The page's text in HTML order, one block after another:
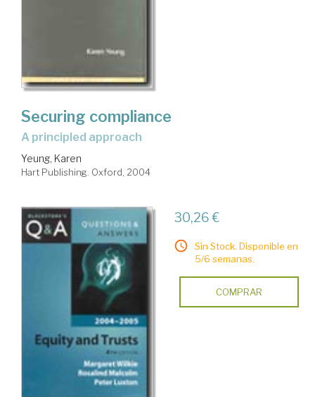
Securing compliance
a principled approach
Yeung, Karen
Hart Publishing. Oxford, 2004
30,26 €
Sin Stock. Disponible en
5/6 semanas.
COMPRAR